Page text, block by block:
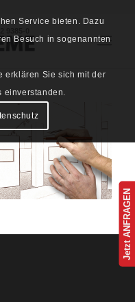
Service bieten. Dazu
Besuch in sogenannten
erklären Sie sich mit der
einverstanden.
Jetzt ANFRAGEN